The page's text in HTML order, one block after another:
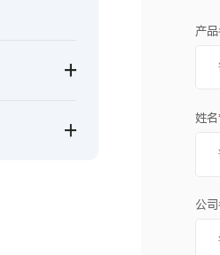
产
姓名
公